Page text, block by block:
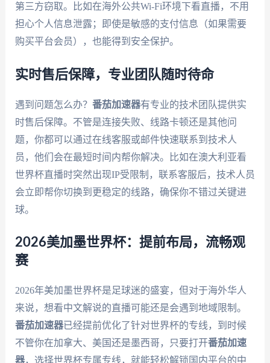
第三方窃取。比如在海外公共Wi-Fi环境下看直播，不用
担心个人信息泄露；即使是敏感的支付信息（如果需要
购买平台会员），也能得到安全保护。
实时售后保障，专业团队随时待命
遇到问题怎么办？ 番茄加速器有专业的技术团队提供实
时售后保障。不管是连接失败、线路卡顿还是其他问
题，你都可以通过在线客服或邮件快速联系到技术人
员，他们会在最短时间内帮你解决。比如在澳大利亚看
世界杯直播时突然出现IP受限制，联系客服后，技术人员
会立即帮你切换到更稳定的线路，确保你不错过关键进
球。
2026美加墨世界杯：提前布局，流畅观
赛
2026年美加墨世界杯是足球迷的盛宴，但对于海外华人
来说，想看中文解说的直播可能还是会遇到地域限制。
番茄加速器已经提前优化了针对世界杯的专线，到时候
不管你在加拿大、美国还是墨西哥，只要打开番茄加速
器，选择世界杯专属专线，就能轻松解锁国内平台的中